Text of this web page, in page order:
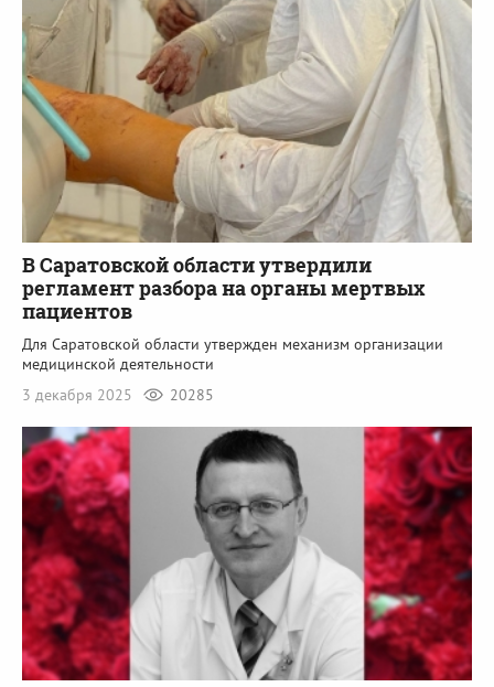
В Саратовской области утвердили
регламент разбора на органы мертвых
пациентов
Для Саратовской области утвержден механизм организации
медицинской деятельности
3 декабря 2025
20285